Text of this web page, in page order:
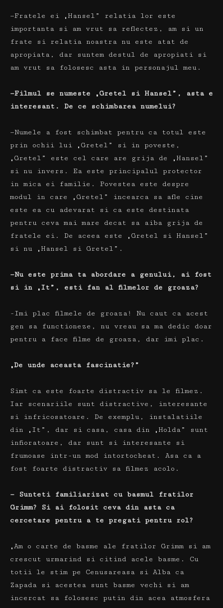
—Fratele ei „Hansel” relatia lor este
importanta si am vrut sa reflectez, am si un
frate si relatia noastra nu este atat de
apropiata, dar suntem destul de apropiati si
am vrut sa folosesc asta in personajul meu.
—Filmul se numeste „Gretel si Hansel”, asta e
interesant. De ce schimbarea numelui?
—Numele a fost schimbat pentru ca totul este
prin ochii lui „Gretel” si in poveste,
„Gretel” este cel care are grija de „Hansel”
si nu invers. Ea este principalul protector
in mica ei familie. Povestea este despre
modul in care „Gretel” incearca sa afle cine
este ea cu adevarat si ca este destinata
pentru ceva mai mare decat sa aiba grija de
fratele ei. De aceea este „Gretel si Hansel”
si nu „Hansel si Gretel”.
—Nu este prima ta abordare a genului, ai fost
si in „It”, esti fan al filmelor de groaza?
-Imi plac filmele de groaza! Nu caut ca acest
gen sa functioneze, nu vreau sa ma dedic doar
pentru a face filme de groaza, dar imi plac.
„De unde aceasta fascinatie?”
Simt ca este foarte distractiv sa le filmez.
Iar scenariile sunt distractive, interesante
si infricosatoare. De exemplu, instalatiile
din „It”, dar si casa, casa din „Holda” sunt
infioratoare, dar sunt si interesante si
frumoase intr-un mod intortocheat. Asa ca a
fost foarte distractiv sa filmez acolo.
— Sunteti familiarizat cu basmul fratilor
Grimm?
Si ai folosit ceva din asta ca
cercetare pentru a te pregati pentru rol?
„Am o carte de basme ale fratilor Grimm si am
crescut urmarind si citind acele basme. Cu
totii le stim pe Cenusareasa si Alba ca
Zapada si acestea sunt basme vechi si am
incercat sa folosesc putin din acea atmosfera